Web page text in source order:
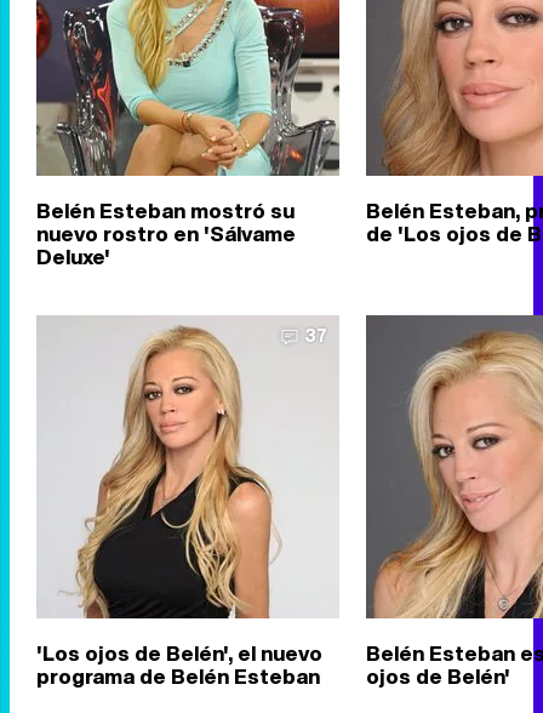
Belén Esteban mostró su
nuevo rostro en 'Sálvame
Deluxe'
Belén Esteban,
de 'Los ojos de
37
'Los ojos de Belén', el nuevo
programa de Belén Esteban
Belén Esteban
ojos de Belén'